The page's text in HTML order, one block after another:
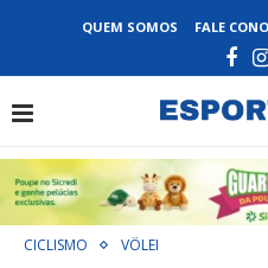
QUEM SOMOS FALE
CICLISMO VÔLEI